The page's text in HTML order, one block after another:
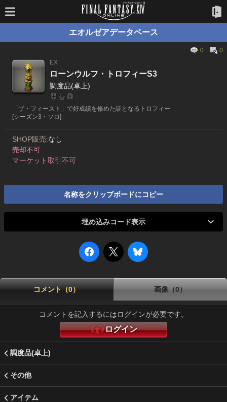
エオルゼアデータベース
0
0
EX
ローンウルフ・トロフィーS3
調度品(卓上)
「ザ・フィースト」で好成績を修めた証となるトロフィー
[シーズン3・ソロ]
SHOP販売:なし
売却不可
マーケット取引不可
名称をクリップボードにコピー
埋め込みコード表示
コメント（0） 画像（0）
コメントを記入するにはログインが必要です。
ログイン
調度品(卓上)
その他
アイテム